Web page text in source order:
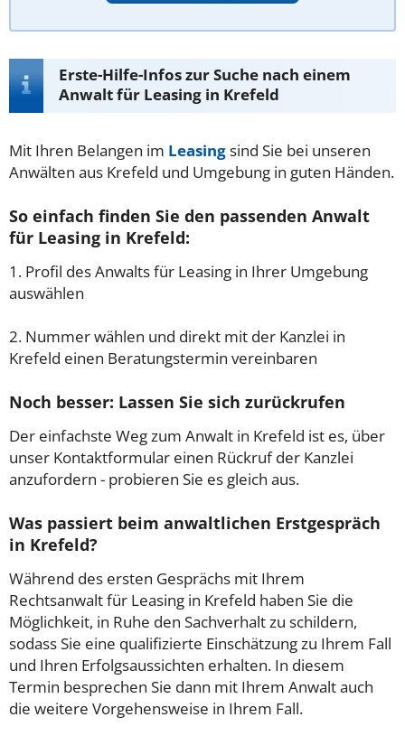
Erste-Hilfe-Infos zur Suche nach einem
Anwalt für Leasing in Krefeld
Mit Ihren Belangen im Leasingsind Sie bei unseren
Anwälten aus Krefeld und Umgebung in guten Händen.
So einfach finden Sie den passenden Anwalt
für Leasing in Krefeld:
1. Profil des Anwalts für Leasing in Ihrer Umgebung
auswählen
2. Nummer wählen und direkt mit der Kanzlei in
Krefeld einen Beratungstermin vereinbaren
Noch besser: Lassen Sie sich zurückrufen
Der einfachste Weg zum Anwalt in Krefeld ist es, über
unser Kontaktformular einen Rückruf der Kanzlei
anzufordern - probieren Sie es gleich aus.
Was passiert beim anwaltlichen Erstgespräch
in Krefeld?
Während des ersten Gesprächs mit Ihrem
Rechtsanwalt für Leasing in Krefeld haben Sie die
Möglichkeit, in Ruhe den Sachverhalt zu schildern,
sodass Sie eine qualifizierte Einschätzung zu Ihrem Fall
und Ihren Erfolgsaussichten erhalten. In diesem
Termin besprechen Sie dann mit Ihrem Anwalt auch
die weitere Vorgehensweise in Ihrem Fall.